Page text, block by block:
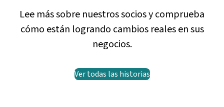
Lee más sobre nuestros socios y comprueba
cómo están logrando cambios reales en sus
negocios.
Ver todas las historias